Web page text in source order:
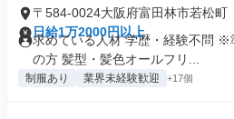
〒584-0024大阪府富田林市若松町
日給1万2000円以上
求めている人材 学歴・経験不問 ※
の方 髪型・髪色オールフリ...
制服あり 業界未経験歓迎 +17個